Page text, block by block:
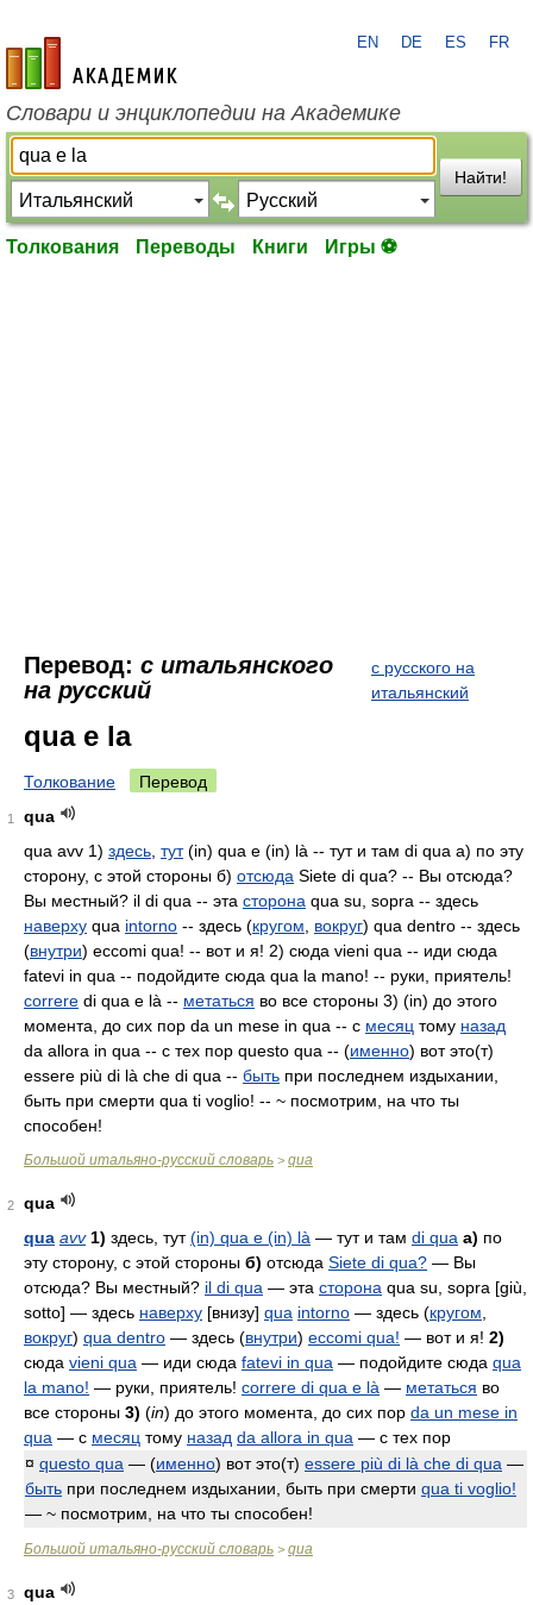
academic.ru
EN DE ES FR
Словари и энциклопедии на Академике
Найти!
Толкования Переводы Книги Игры ⚽
Перевод: с итальянского
на русский
с русского на
итальянский
qua e la
Толкование Перевод
1
qua
qua avv 1) здесь тут(in) qua e (in) là -- тут и там di qua а) по эту
сторону, с этой стороны б) отсюда Siete di qua? -- Вы отсюда?
Вы местный? il di qua -- эта сторона qua su, sopra -- здесь
наверху qua intorno -- здесь (кругом вокруг) qua dentro -- здесь
(внутри) eccomi qua! -- вот и я! 2) сюда vieni qua -- иди сюда
fatevi in qua -- подойдите сюда qua la mano! -- руки, приятель!
correre di qua e là -- метаться во все стороны 3) (in) до этого
момента, до сих пор da un mese in qua -- с месяц тому назад
da allora in qua -- с тех пор questo qua -- (именно) вот это(т)
essere più di là che di qua -- быть при последнем издыхании,
быть при смерти qua ti voglio! -- ~ посмотрим, на что ты
способен!
Большой итальяно-русский словарь > qua
2
qua
qua avv 1) здесь, тут(in) qua e (in) là — тут и там di qua а) по
эту сторону, с этой стороны б) отсюда Siete di qua? — Вы
отсюда? Вы местный? il di qua — эта сторона qua su, sopra [giù,
sotto] — здесь наверху [внизу] qua intorno — здесь (кругом
вокруг) qua dentro — здесь (внутри) eccomi qua! — вот и я! 2)
сюда vieni qua — иди сюда fatevi in qua — подойдите сюда qua
la mano! — руки, приятель! correre di qua e là — метаться во
все стороны 3) (in) до этого момента, до сих пор da un mese in
qua — с месяц тому назад da allora in qua — с тех пор
¤ questo qua — (именно) вот это(т) essere più di là che di qua —
быть при последнем издыхании, быть при смерти qua ti voglio!
— ~ посмотрим, на что ты способен!
Большой итальяно-русский словарь > qua
3
qua